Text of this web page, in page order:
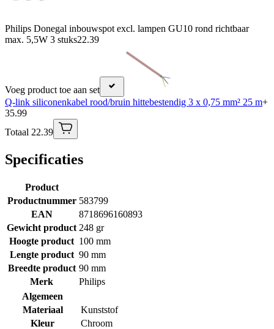
Philips Donegal inbouwspot excl. lampen GU10 rond richtbaar
max. 5,5W 3 stuks22.39
Voeg product toe aan set
Q-link siliconenkabel rood/bruin hittebestendig 3 x 0,75 mm² 25 m+
35.99
Totaal 22.39
Specificaties
Product
Productnummer 583799
EAN
8718696160893
Gewicht product 248 gr
Hoogte product 100 mm
Lengte product 90 mm
Breedte product 90 mm
Merk
Philips
Algemeen
Materiaal
Kunststof
Kleur
Chroom